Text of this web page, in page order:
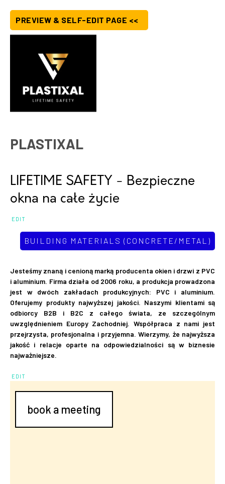
PREVIEW & SELF-EDIT PAGE <<
PLASTIXAL
LIFETIME SAFETY - Bezpieczne
okna na całe życie
EDIT
BUILDING MATERIALS (CONCRETE/METAL)
Jesteśmy znaną i cenioną marką producenta okien i drzwi z PVC
i aluminium. Firma działa od 2006 roku, a produkcja prowadzona
jest w dwóch zakładach produkcyjnych: PVC i aluminium.
Oferujemy produkty najwyższej jakości. Naszymi klientami są
odbiorcy B2B i B2C z całego świata, ze szczególnym
uwzględnieniem Europy Zachodniej. Współpraca z nami jest
przejrzysta, profesjonalna i przyjemna. Wierzymy, że najwyższa
jakość i relacje oparte na odpowiedzialności są w biznesie
najważniejsze.
EDIT
book a meeting